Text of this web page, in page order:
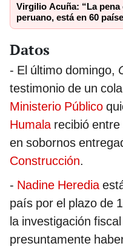
Virgilio Acuña: “La
peruano, está en 60
Datos
- El último domingo,
testimonio de un
Ministerio Público
Humala recibió
en sobornos
Construcción.
- Nadine Heredia
país por el plazo de
la investigación
presuntamente